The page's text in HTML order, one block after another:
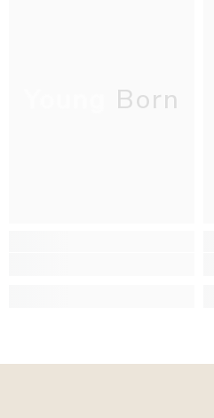
Young Born